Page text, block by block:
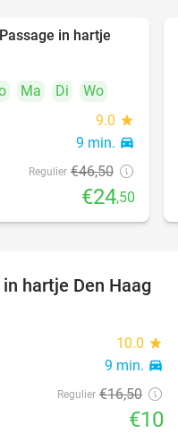
47%
in hartje
Ma Di
Wo
9.0 star
9 min. directions_car
Regulier €46,50
€24,50
39%
hartje Den Haag
10.0 star
9 min. directions_car
Regulier €16,50
€10